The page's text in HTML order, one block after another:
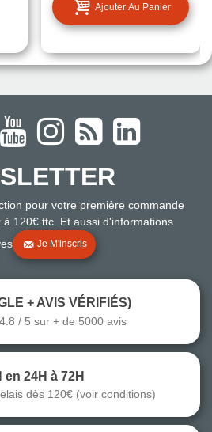
Ajouter Au Panier
pour votre première commande
120€ ttc. Et aussi d'informations
Je M'inscris
+ AVIS VÉRIFIÉS)
4.8 / 5 sur + de 5000 avis
en 24H à 72H
dès 120€ (voir conditions)